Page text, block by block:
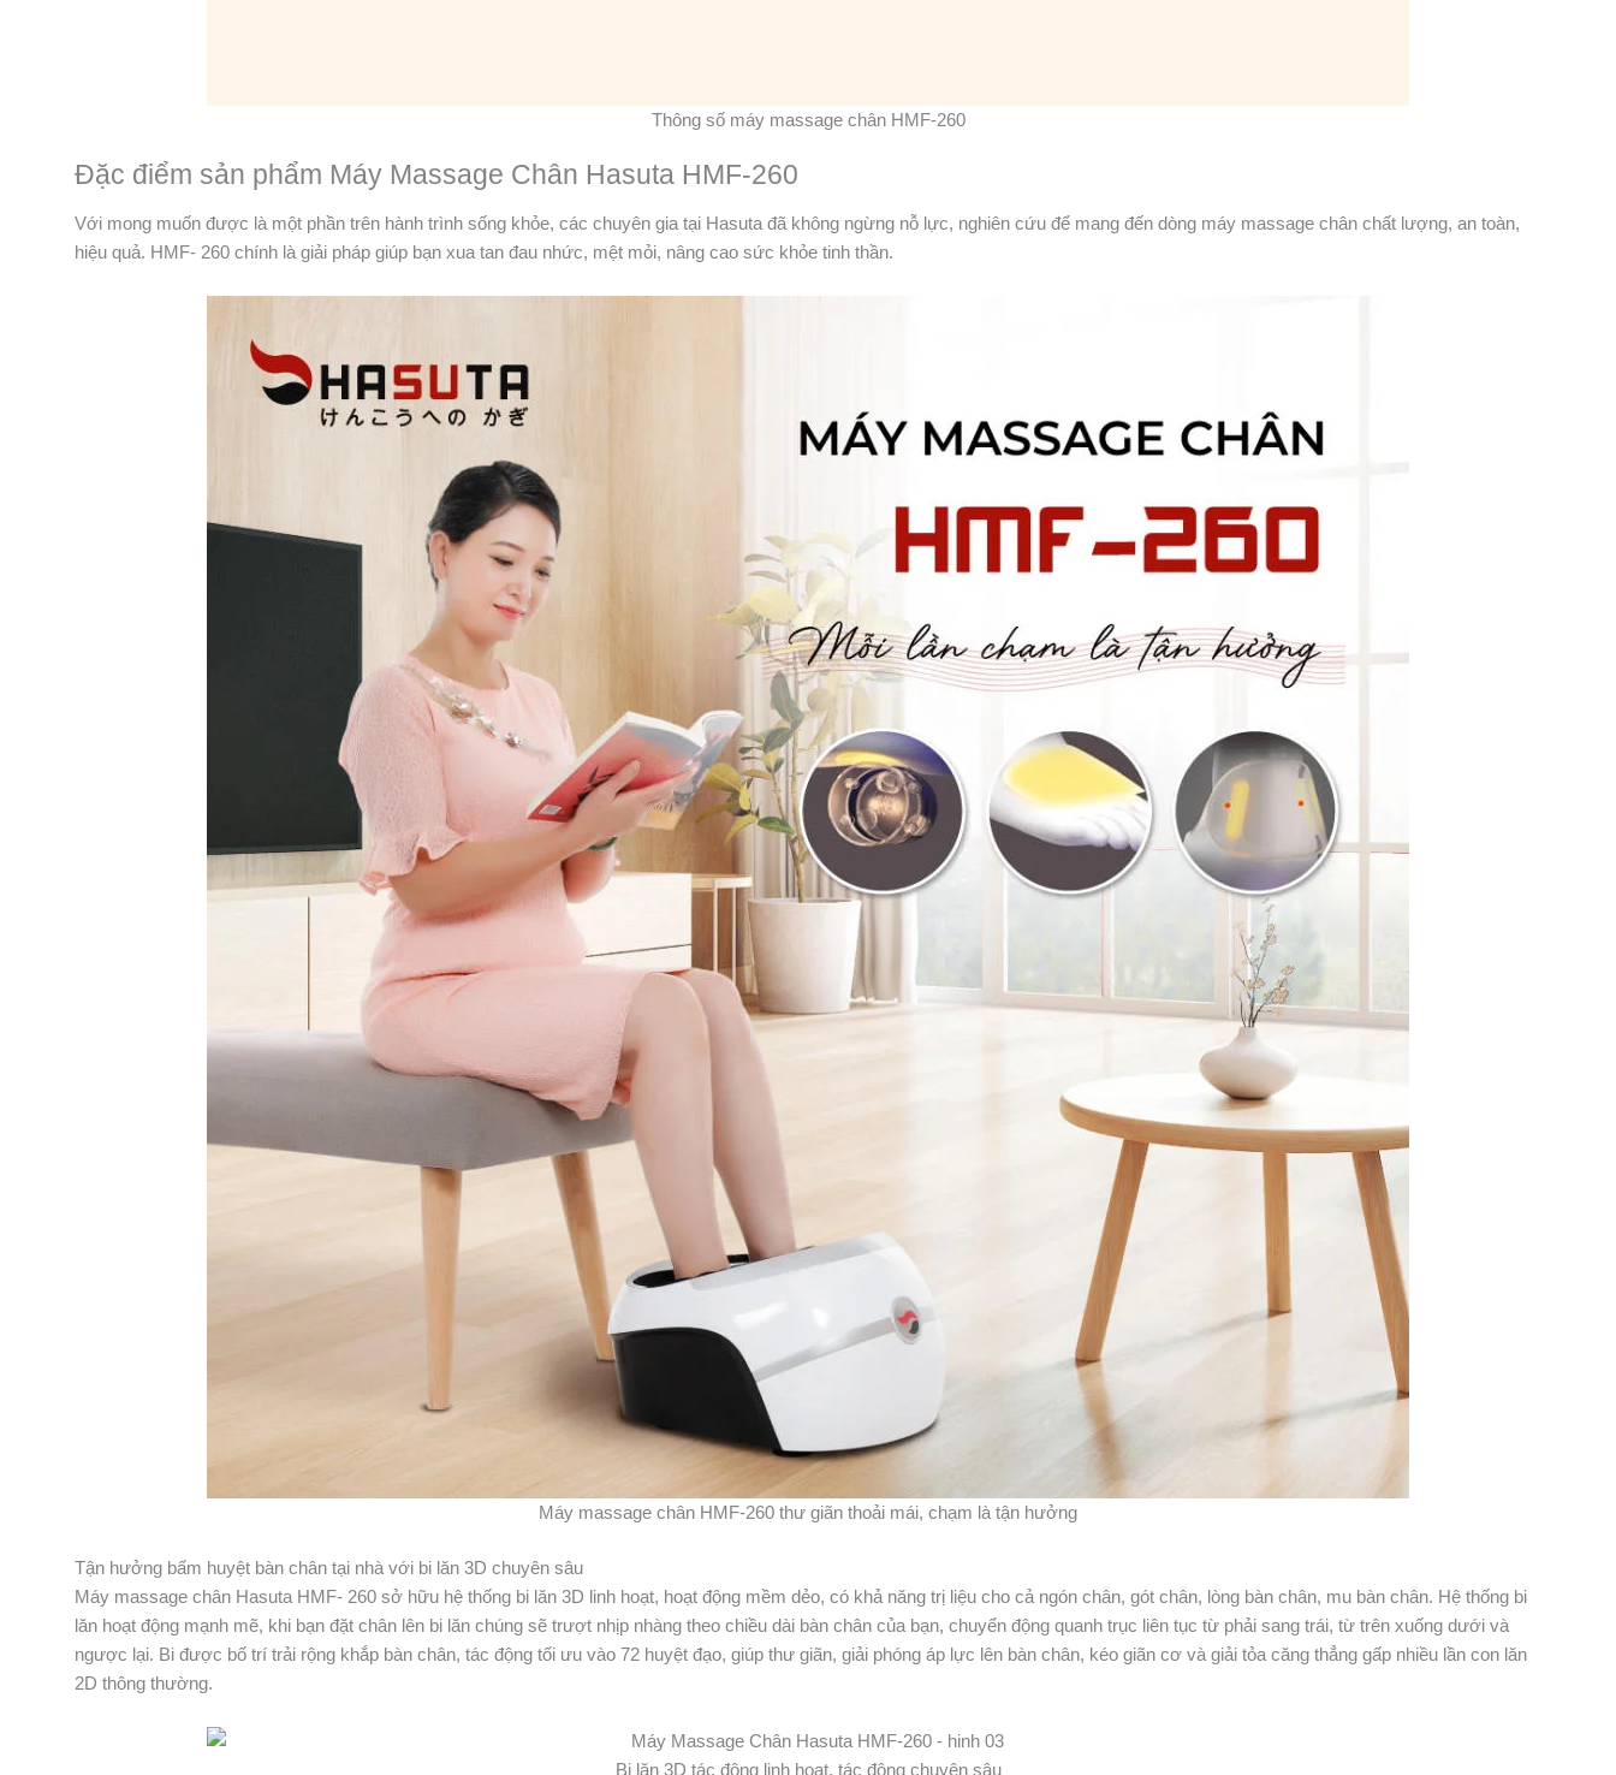
Thông số máy massage chân HMF-260
Đặc điểm sản phẩm Máy Massage Chân Hasuta HMF-260
Với mong muốn được là một phần trên hành trình sống khỏe, các chuyên gia tại Hasuta đã không ngừng nỗ lực, nghiên cứu để mang đến dòng máy massage chân chất lượng, an toàn,
hiệu quả. HMF- 260 chính là giải pháp giúp bạn xua tan đau nhức, mệt mỏi, nâng cao sức khỏe tinh thần.
Máy massage chân HMF-260 thư giãn thoải mái, chạm là tận hưởng
Tận hưởng bấm huyệt bàn chân tại nhà với bi lăn 3D chuyên sâu
Máy massage chân Hasuta HMF- 260 sở hữu hệ thống bi lăn 3D linh hoạt, hoạt động mềm dẻo, có khả năng trị liệu cho cả ngón chân, gót chân, lòng bàn chân, mu bàn chân. Hệ thống bi
lăn hoạt động mạnh mẽ, khi bạn đặt chân lên bi lăn chúng sẽ trượt nhịp nhàng theo chiều dài bàn chân của bạn, chuyển động quanh trục liên tục từ phải sang trái, từ trên xuống dưới và
ngược lại. Bi được bố trí trải rộng khắp bàn chân, tác động tối ưu vào 72 huyệt đạo, giúp thư giãn, giải phóng áp lực lên bàn chân, kéo giãn cơ và giải tỏa căng thẳng gấp nhiều lần con lăn
2D thông thường.
Bi lăn 3D tác động linh hoạt, tác động chuyên sâu